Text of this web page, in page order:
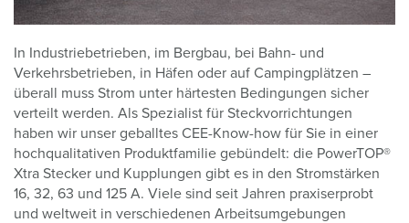
In Industriebetrieben, im Bergbau, bei Bahn- und
Verkehrsbetrieben, in Häfen oder auf Campingplätzen –
überall muss Strom unter härtesten Bedingungen sicher
verteilt werden. Als Spezialist für Steckvorrichtungen
haben wir unser geballtes CEE-Know-how für Sie in einer
hochqualitativen Produktfamilie gebündelt: die PowerTOP®
Xtra Stecker und Kupplungen gibt es in den Stromstärken
16, 32, 63 und 125 A. Viele sind seit Jahren praxiserprobt
und weltweit in verschiedenen Arbeitsumgebungen